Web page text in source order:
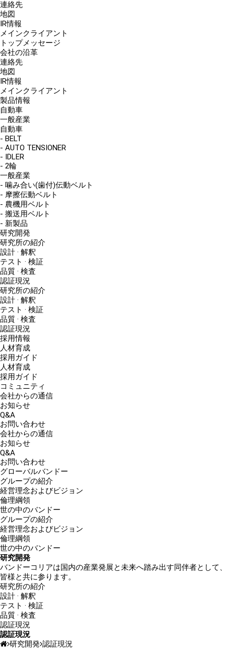
連絡先
地図
IR情報
メインクライアント
トップメッセージ
会社の沿革
連絡先
地図
IR情報
メインクライアント
製品情報
自動車
一般産業
自動車
- BELT
- AUTO TENSIONER
- IDLER
- 2輪
一般産業
- 噛み合い(歯付)伝動ベルト
- 摩擦伝動ベルト
- 農機用ベルト
- 搬送用ベルト
- 新製品
研究開発
研究所の紹介
設計 · 解釈
テスト · 検証
品質 · 検査
認証現況
研究所の紹介
設計 · 解釈
テスト · 検証
品質 · 検査
認証現況
採用情報
人材育成
採用ガイド
人材育成
採用ガイド
コミュニティ
会社からの通信
お知らせ
Q&A
お問い合わせ
会社からの通信
お知らせ
Q&A
お問い合わせ
グローバルバンドー
グループの紹介
経営理念およびビジョン
倫理綱領
世の中のバンドー
グループの紹介
経営理念およびビジョン
倫理綱領
世の中のバンドー
研究開発
バンドーコリアは国内の産業発展と未来へ踏み出す同伴者として
皆様と共に参ります。
研究所の紹介
設計 · 解釈
テスト · 検証
品質 · 検査
認証現況
認証現況
研究開発 認証現況